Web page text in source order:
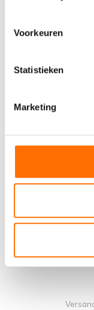
Voorkeuren
Statistieken
Marketing